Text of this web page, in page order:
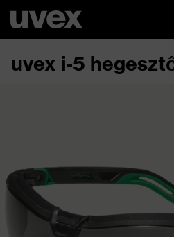
uvex i-5